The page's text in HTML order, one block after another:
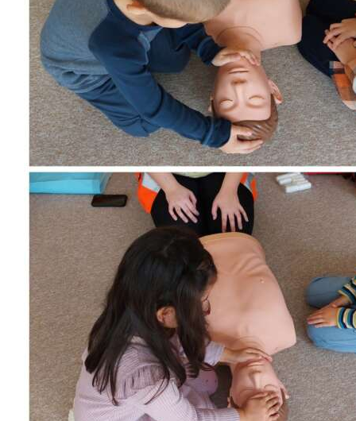
Školská jedáleň
Jedálny lístok
Kontakt
Ochrana osobných
údajov – GDPR
Vzdelávanie
zamestnancov